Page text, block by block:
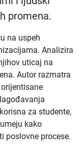
promena.
na uspeh
Analizira
uticaj na
Autor razmatra
za studente,
kako
poslovne procese.